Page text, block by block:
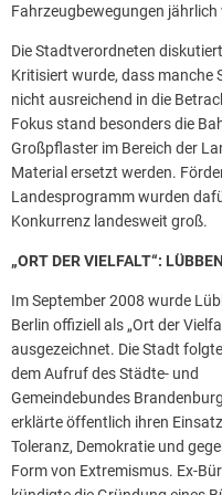
Fahrzeugbewegungen jährlich
Die Stadtverordneten
Kritisiert wurde, dass manche
nicht ausreichend in die
Fokus stand besonders die
Großpflaster im Bereich der
Material ersetzt werden.
Landesprogramm wurden
Konkurrenz landesweit groß.
„ORT DER VIELFALT“:
Im September 2008 wurde
Berlin offiziell als „Ort der
ausgezeichnet. Die Stadt
dem Aufruf des Städte- und
Gemeindebundes
erklärte öffentlich ihren
Toleranz, Demokratie und
Form von Extremismus. Ex-